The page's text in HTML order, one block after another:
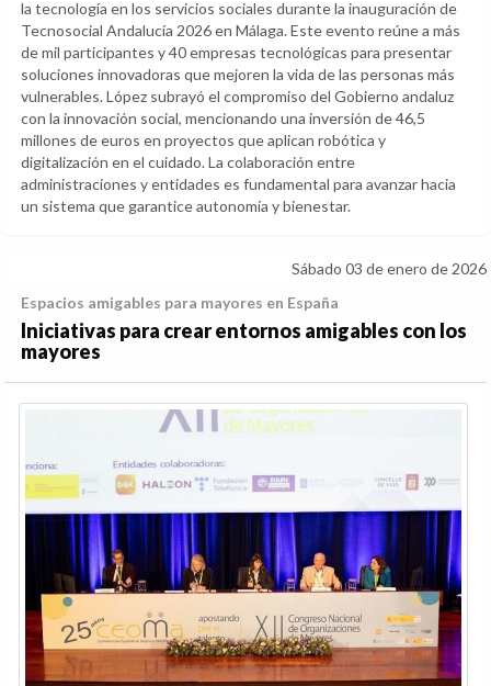
la tecnología en los servicios sociales durante la inauguración de
Tecnosocial Andalucía 2026 en Málaga. Este evento reúne a más
de mil participantes y 40 empresas tecnológicas para presentar
soluciones innovadoras que mejoren la vida de las personas más
vulnerables. López subrayó el compromiso del Gobierno andaluz
con la innovación social, mencionando una inversión de 46,5
millones de euros en proyectos que aplican robótica y
digitalización en el cuidado. La colaboración entre
administraciones y entidades es fundamental para avanzar hacia
un sistema que garantice autonomía y bienestar.
Sábado 03 de enero de 2026
Espacios amigables para mayores en España
Iniciativas para crear entornos amigables con los
mayores